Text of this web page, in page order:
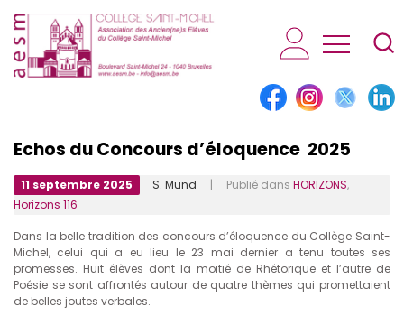
AESM...
Echos du Concours d’éloquence 2025
11 septembre 2025 S. Mund | Publié dans HORIZONS,
Horizons 116
Dans la belle tradition des concours d’éloquence du Collège Saint-
Michel, celui qui a eu lieu le 23 mai dernier a tenu toutes ses
promesses. Huit élèves dont la moitié de Rhétorique et l’autre de
Poésie se sont affrontés autour de quatre thèmes qui promettaient
de belles joutes verbales.